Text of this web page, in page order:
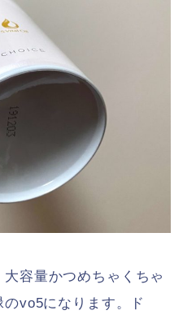
容量かつめちゃくちゃ
vo5になります。ド